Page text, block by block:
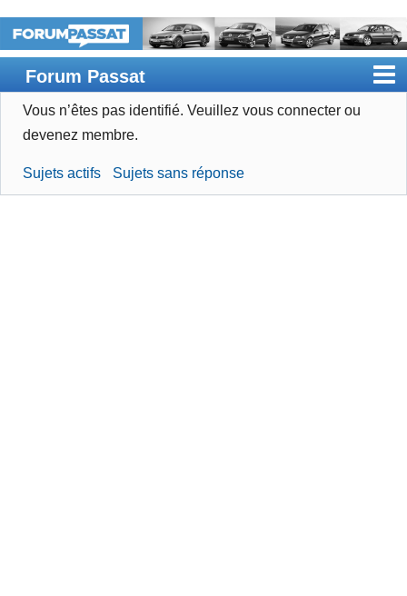
Forum Passat
Accueil
Devenir membre
Vous n’êtes pas identifié. Veuillez vous connecter ou
devenez membre.
Sujets actifs Sujets sans réponse